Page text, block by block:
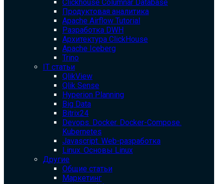
Clickhouse Columnar Database
Продуктовая аналитика
Apache Airflow Tutorial
Разработка DWH
Архитектура ClickHouse
Apache Iceberg
Trino
IT статьи
QlikView
Qlik Sense
Hyperion Planning
Big Data
Bitrix24
Devops. Docker. Docker-Compose.
Kubernetes
Javascript. Web-разработка
Linux. Основы Linux
Другие
Общие статьи
Маркетинг